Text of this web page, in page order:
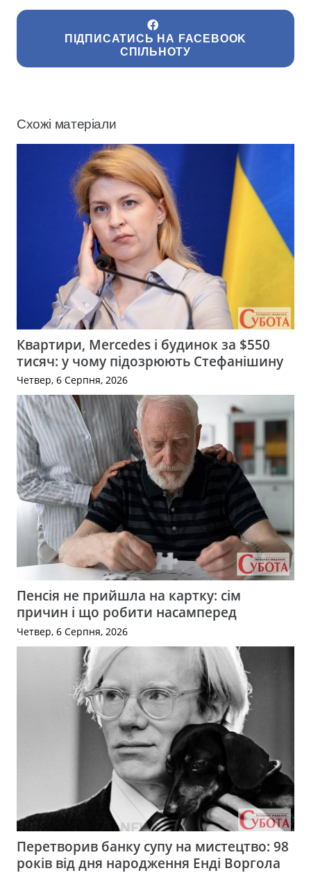
ПІДПИСАТИСЬ НА FACEBOOK
СПІЛЬНОТУ
Схожі матеріали
Квартири, Mercedes і будинок за $550
тисяч: у чому підозрюють Стефанішину
Четвер, 6 Серпня, 2026
Пенсія не прийшла на картку: сім
причин і що робити насамперед
Четвер, 6 Серпня, 2026
Перетворив банку супу на мистецтво: 98
років від дня народження Енді Воргола